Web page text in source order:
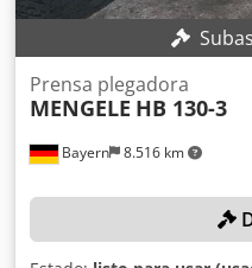
Bayern 8.516 km
Prensa plegadora
MENGELE HB 130-3